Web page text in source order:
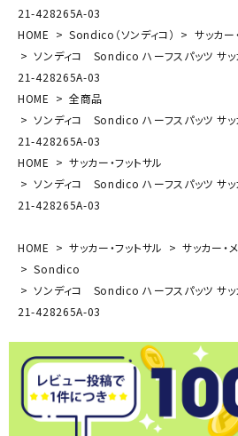
21-428265A-03
HOME
Sondico（ソンディコ）
サッカー
ソンディコ Sondico ハーフスパッツ サッ
21-428265A-03
HOME
全商品
ソンディコ Sondico ハーフスパッツ サッ
21-428265A-03
HOME
サッカー・フットサル
ソンディコ Sondico ハーフスパッツ サッ
21-428265A-03
HOME サッカー・フットサル
サッカー・
Sondico
ソンディコ Sondico ハーフスパッツ サッ
21-428265A-03